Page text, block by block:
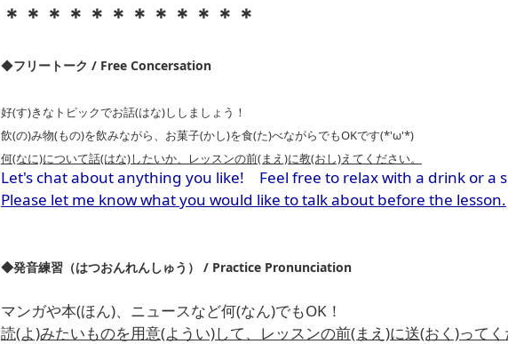
＊＊＊＊＊＊＊＊＊＊＊＊
◆フリートーク / Free Concersation
好(す)きなトピックでお話(はな)ししましょう！
飲(の)み物(もの)を飲みながら、お菓子(かし)を食(た)べながらでもOKです(*'ω'*)
何(なに)について話(はな)したいか、レッスンの前(まえ)に教(おし)えてください。
Let's chat about anything you like! Feel free to relax with a drink or a
Please let me know what you would like to talk about before the lesson.
◆発音練習（はつおんれんしゅう） / Practice Pronunciation
マンガや本(ほん)、ニュースなど何(なん)でもOK！
読(よ)みたいものを用意(ようい)して、レッスンの前(まえ)に送(おく)って